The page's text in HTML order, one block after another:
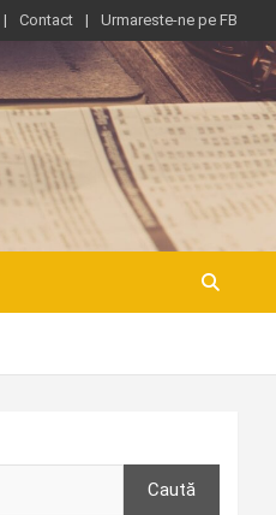
Contact Urmareste-ne pe FB
Caută